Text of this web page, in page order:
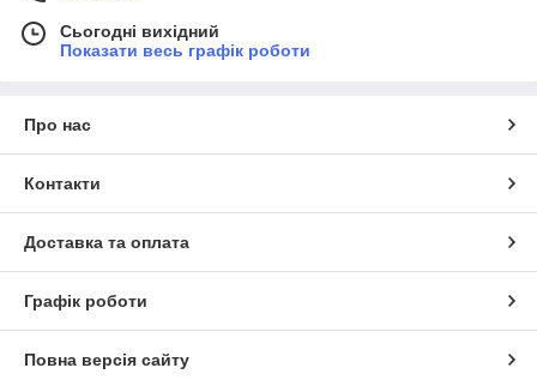
Сьогодні вихідний
Показати весь графік роботи
Про нас
Контакти
Доставка та оплата
Графік роботи
Повна версія сайту